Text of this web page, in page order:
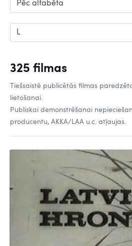
325 filmas
Tiešsaistē publicētās filmas
lietošanai.
Publiskai demonstrēšanai
producentu, AKKA/LAA u.c. atļaujas.